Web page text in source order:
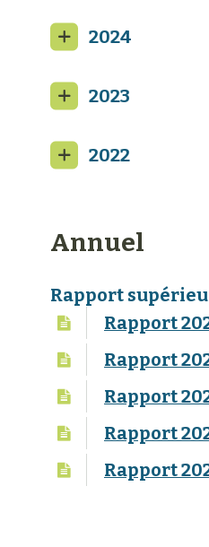
3 2024
4 2023
5 2022
Annuel
Rapport
Rapport
Rapport
Rapport
Rapport
Rapport